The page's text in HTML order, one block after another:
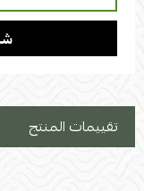
تقييمات المنتج